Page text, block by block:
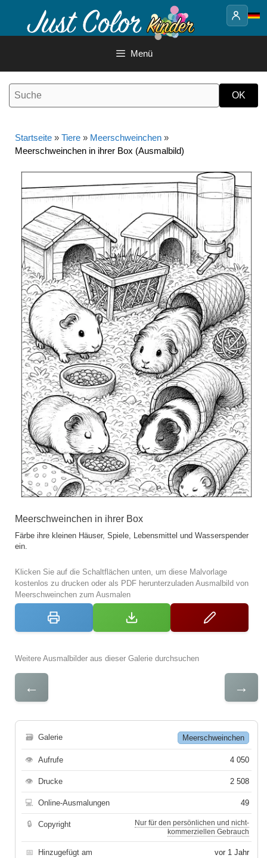
Inhalt
Menü
Startseite » Tiere » Meerschweinchen »
Meerschweinchen in ihrer Box (Ausmalbild)
Meerschweinchen in ihrer Box
Färbe ihre kleinen Häuser, Spiele, Lebensmittel und Wasserspender
ein.
Klicken Sie auf die Schaltflächen unten, um diese Malvorlage
kostenlos zu drucken oder als PDF herunterzuladen Ausmalbild von
Meerschweinchen zum Ausmalen
Weitere Ausmalbilder aus dieser Galerie durchsuchen
← →
🗃 Galerie Meerschweinchen
👁 Aufrufe 4 050
👁 Drucke 2 508
💻 Online-Ausmalungen 49
🔒 Copyright
Nur für den persönlichen und nicht-
kommerziellen Gebrauch
📅 Hinzugefügt am vor 1 Jahr